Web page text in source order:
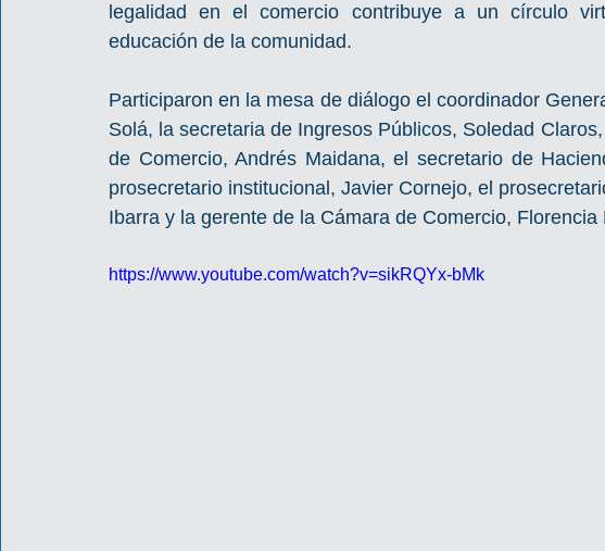
legalidad en el comercio contribuye a un círculo
educación de la comunidad.
Participaron en la mesa de diálogo el coordinador
Solá, la secretaria de Ingresos Públicos, Soledad
de Comercio, Andrés Maidana, el secretario de
prosecretario institucional, Javier Cornejo, el
Ibarra y la gerente de la Cámara de Comercio, Florencia
https://www.youtube.com/watch?v=sikRQYx-bMk